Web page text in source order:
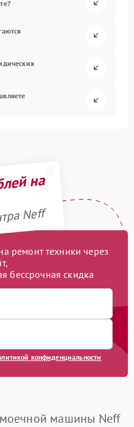
на
Neff
ремонт техники через
бессрочная скидка
конфиденциальности
машины Neff